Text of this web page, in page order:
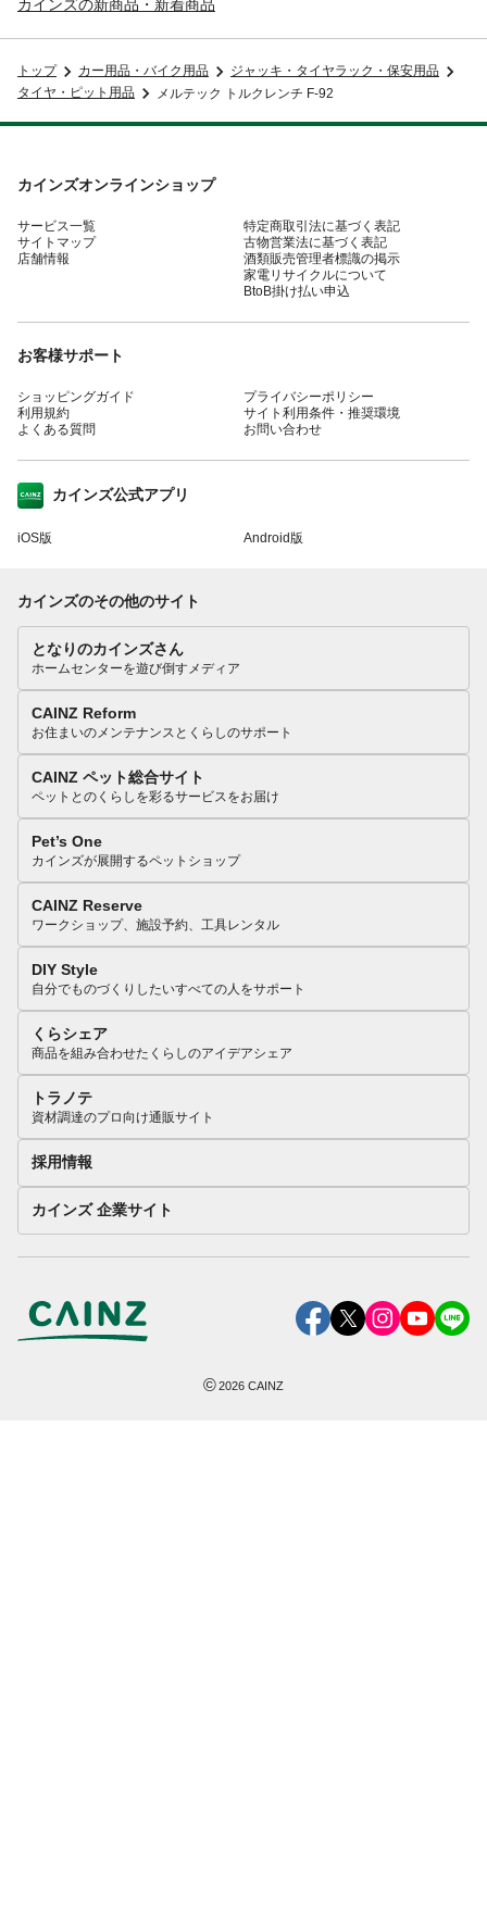
カインズの新商品・新着商品
トップ カー用品・バイク用品
ジャッキ・タイヤラック・保安用品
タイヤ・ピット用品
メルテック トルクレンチ F-92
カインズオンラインショップ
サービス一覧
サイトマップ
店舗情報
特定商取引法に基づく表記
古物営業法に基づく表記
酒類販売管理者標識の掲示
家電リサイクルについて
BtoB掛け払い申込
お客様サポート
ショッピングガイド
利用規約
よくある質問
プライバシーポリシー
サイト利用条件・推奨環境
お問い合わせ
カインズ公式アプリ
iOS版 Android版
カインズのその他のサイト
となりのカインズさん
ホームセンターを遊び倒すメディア
CAINZ Reform
お住まいのメンテナンスとくらしのサポート
CAINZ ペット総合サイト
ペットとのくらしを彩るサービスをお届け
Pet’s One
カインズが展開するペットショップ
CAINZ Reserve
ワークショップ、施設予約、工具レンタル
DIY Style
自分でものづくりしたいすべての人をサポート
くらシェア
商品を組み合わせたくらしのアイデアシェア
トラノテ
資材調達のプロ向け通販サイト
採用情報
カインズ 企業サイト
©2026 CAINZ